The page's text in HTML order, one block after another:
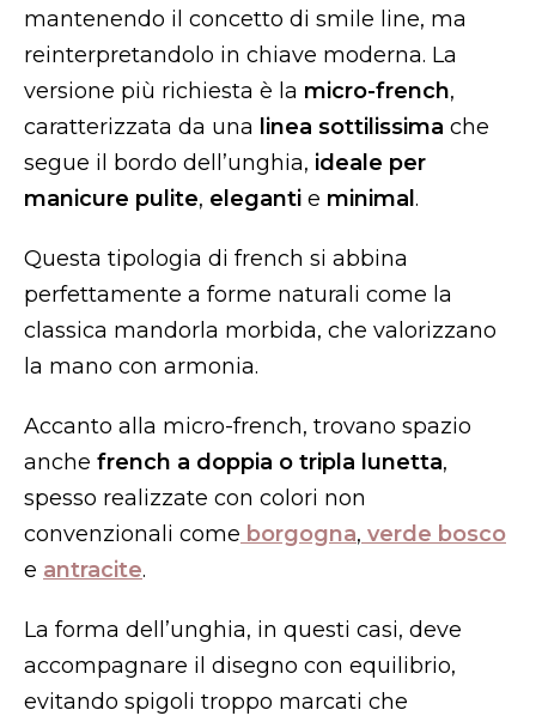
mantenendo il concetto di smile line, ma
reinterpretandolo in chiave moderna. La
versione più richiesta è la micro-french,
caratterizzata da una linea sottilissima che
segue il bordo dell’unghia, ideale per
manicure pulite, eleganti e minimal .
Questa tipologia di french si abbina
perfettamente a forme naturali come la
classica mandorla morbida, che valorizzano
la mano con armonia.
Accanto alla micro-french, trovano spazio
anche french a doppia o tripla lunetta,
spesso realizzate con colori non
convenzionali come borgogna, verde bosco
e antracite.
La forma dell’unghia, in questi casi, deve
accompagnare il disegno con equilibrio,
evitando spigoli troppo marcati che